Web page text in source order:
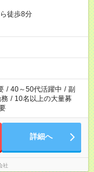
徒歩8分
/ 40～50代活躍中 / 副
/ 10名以上の大量募
詳細へ
社